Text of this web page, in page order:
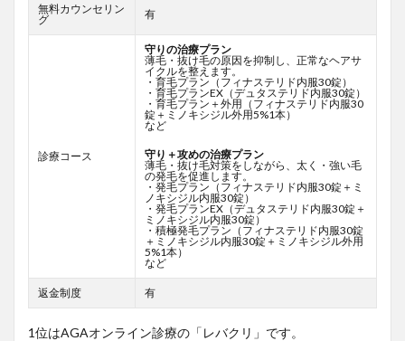
無料カウンセリン
グ
有
診療コース
守りの治療プラン
薄毛・抜け毛の原因を抑制し、正常なヘアサ
イクルを整えます。
・育毛プラン（フィナステリド内服30錠）
・育毛プランEX（デュタステリド内服30錠）
・育毛プラン＋外用（フィナステリド内服30
錠＋ミノキシジル外用5%1本）
など
守り＋攻めの治療プラン
薄毛・抜け毛対策をしながら、太く・強い毛
の発毛を促進します。
・発毛プラン（フィナステリド内服30錠＋ミ
ノキシジル内服30錠）
・発毛プランEX（デュタステリド内服30錠＋
ミノキシジル内服30錠）
・積極発毛プラン（フィナステリド内服30錠
＋ミノキシジル内服30錠＋ミノキシジル外用
5%1本）
など
返金制度 有
1位はAGAオンライン診療の「レバクリ」です。